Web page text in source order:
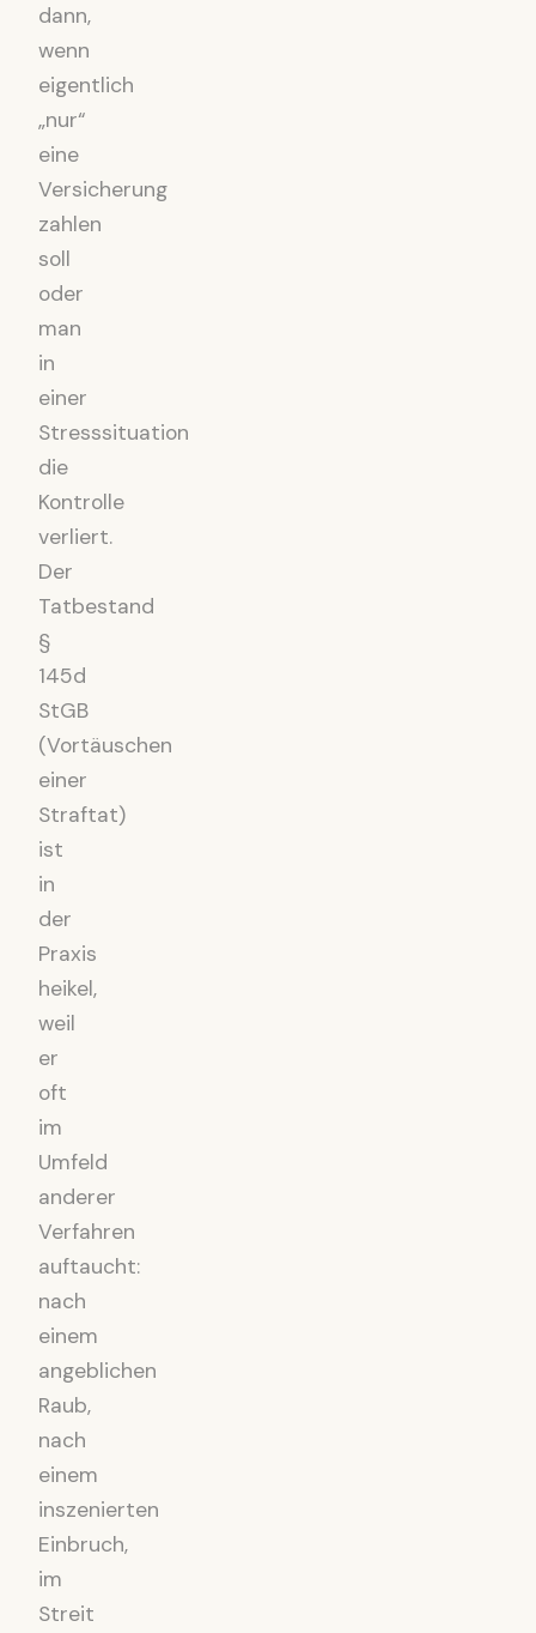
dann,
wenn
eigentlich
„nur“
eine
Versicherung
zahlen
soll
oder
man
in
einer
Stresssituation
die
Kontrolle
verliert.
Der
Tatbestand
§
145d
StGB
(Vortäuschen
einer
Straftat)
ist
in
der
Praxis
heikel,
weil
er
oft
im
Umfeld
anderer
Verfahren
auftaucht:
nach
einem
angeblichen
Raub,
nach
einem
inszenierten
Einbruch,
im
Streit